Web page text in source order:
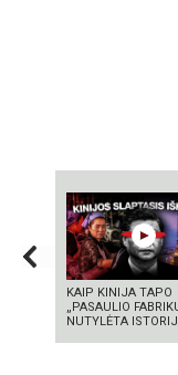
KAIP KINIJA TAPO
„PASAULIO
NUTYLĖTA